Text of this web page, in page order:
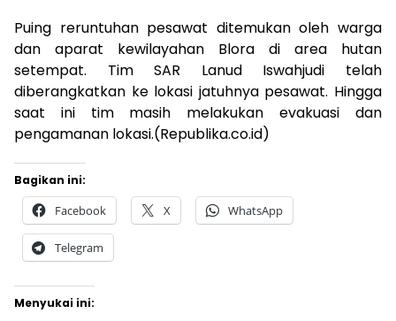
Puing reruntuhan pesawat ditemukan oleh warga
dan aparat kewilayahan Blora di area hutan
setempat. Tim SAR Lanud Iswahjudi telah
diberangkatkan ke lokasi jatuhnya pesawat. Hingga
saat ini tim masih melakukan evakuasi dan
pengamanan lokasi.(Republika.co.id)
Bagikan ini:
Facebook X WhatsApp
Telegram
Menyukai ini: